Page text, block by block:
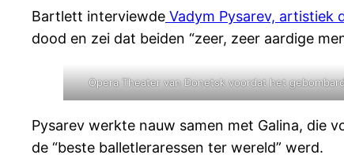
Bartlett interviewde Vadym Pysarev, artistiek
dood en zei dat beiden “zeer, zeer aardige
Opera Theater van Donetsk voordat het
Pysarev werkte nauw samen met Galina, die
de “beste balletleraressen ter wereld” werd.